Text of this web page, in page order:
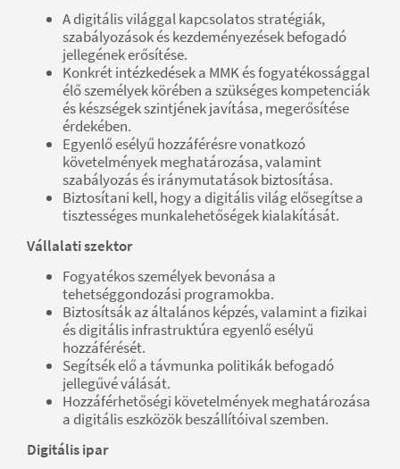
A digitális világgal kapcsolatos stratégiák,
szabályozások és kezdeményezések befogadó
jellegének erősítése.
Konkrét intézkedések a MMK és fogyatékossággal
élő személyek körében a szükséges kompetenciák
és készségek szintjének javítása, megerősítése
érdekében.
Egyenlő esélyű hozzáférésre vonatkozó
követelmények meghatározása, valamint
szabályozás és iránymutatások biztosítása.
Biztosítani kell, hogy a digitális világ elősegítse a
tisztességes munkalehetőségek kialakítását.
Vállalati szektor
Fogyatékos személyek bevonása a
tehetséggondozási programokba.
Biztosítsák az általános képzés, valamint a fizikai
és digitális infrastruktúra egyenlő esélyű
hozzáférését.
Segítsék elő a távmunka politikák befogadó
jellegűvé válását.
Hozzáférhetőségi követelmények meghatározása
a digitális eszközök beszállítóival szemben.
Digitális ipar